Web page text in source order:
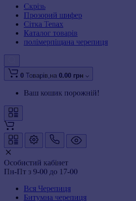
Скрізь
Прозорий шифер
Сітка Tenax
Каталог товарів
полімерпіщана черепиця
0 Товарів,на 0.00 грн
Ваш кошик порожній!
Особистий кабінет
Пн-Пт з 9-00 до 17-00
Вся Черепиця
Битумна черепиця